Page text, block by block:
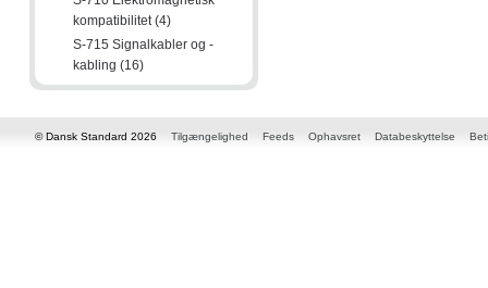
kompatibilitet (4)
S-715 Signalkabler og -
kabling (16)
© Dansk Standard 2026 Tilgængelighed Feeds Ophavsret Databeskyttelse